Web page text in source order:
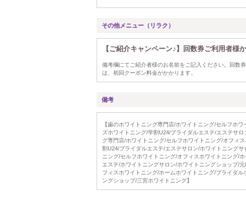
その他メニュー（リラク）
【ご紹介キャンペーン♪】回数券ご利用者様
備考欄にてご紹介者様のお名前をご記入ください。回数
は、初回クーポン料金がかかります。
備考
【歯のホワイトニング専門店/ホワイトニング/セルフホ
ズホワイトニング/学割U24/ブライダルエステ/エステサ
グ専門店/ホワイトニング/セルフホワイトニング/オフィ
割U24/ブライダルエステ/エステサロン/ホワイトニング
ニング/セルフホワイトニング/オフィスホワイトニング/
エステ/ホワイトニングサロン/ホワイトニングショップ/
フィスホワイトニング/ホームホワイトニング/ブライダ
ングショップ/三宮ホワイトニング】